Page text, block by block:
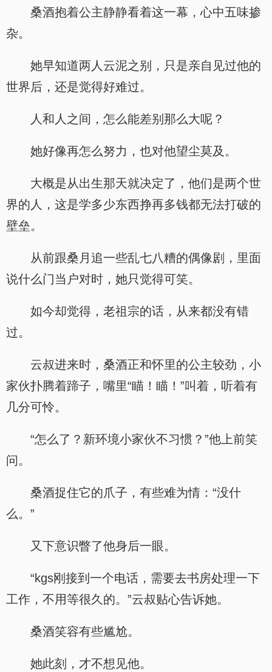
桑酒抱着公主静静看着这一幕，心中五味掺
杂。
她早知道两人云泥之别，只是亲自见过他的
世界后，还是觉得好难过。
人和人之间，怎么能差别那么大呢？
她好像再怎么努力，也对他望尘莫及。
大概是从出生那天就决定了，他们是两个世
界的人，这是学多少东西挣再多钱都无法打破的
壁垒。
从前跟桑月追一些乱七八糟的偶像剧，里面
说什么门当户对时，她只觉得可笑。
如今却觉得，老祖宗的话，从来都没有错
过。
云叔进来时，桑酒正和怀里的公主较劲，小
家伙扑腾着蹄子，嘴里“瞄！瞄！”叫着，听着有
几分可怜。
“怎么了？新环境小家伙不习惯？”他上前笑
问。
桑酒捉住它的爪子，有些难为情：“没什
么。”
又下意识瞥了他身后一眼。
“kgs刚接到一个电话，需要去书房处理一下
工作，不用等很久的。”云叔贴心告诉她。
桑酒笑容有些尴尬。
她此刻，才不想见他。